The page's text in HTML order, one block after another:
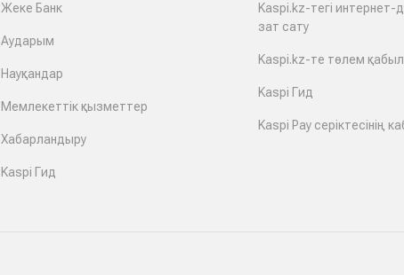
Жеке Банк
Аударым
Науқандар
Мемлекеттік қызметтер
Хабарландыру
Kaspi Гид
Kaspi.kz-тегі интернет-
зат сату
Kaspi.kz-те төлем
Kaspi Гид
Kaspi Pay серіктесінің